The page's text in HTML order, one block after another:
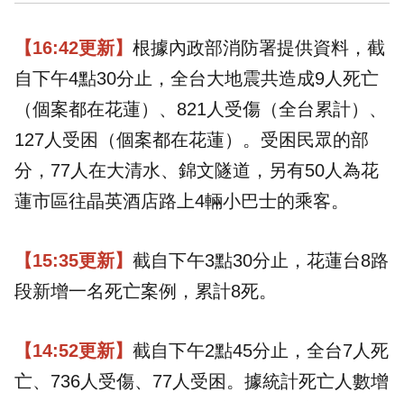
【16:42更新】 根據內政部消防署提供資料，截
自下午4點30分止，全台大地震共造成9人死亡
（個案都在花蓮）、821人受傷（全台累計）、
127人受困（個案都在花蓮）。受困民眾的部
分，77人在大清水、錦文隧道，另有50人為花
蓮市區往晶英酒店路上4輛小巴士的乘客。
【15:35更新】 截自下午3點30分止，花蓮台8路
段新增一名死亡案例，累計8死。
【14:52更新】 截自下午2點45分止，全台7人死
亡、736人受傷、77人受困。據統計死亡人數增